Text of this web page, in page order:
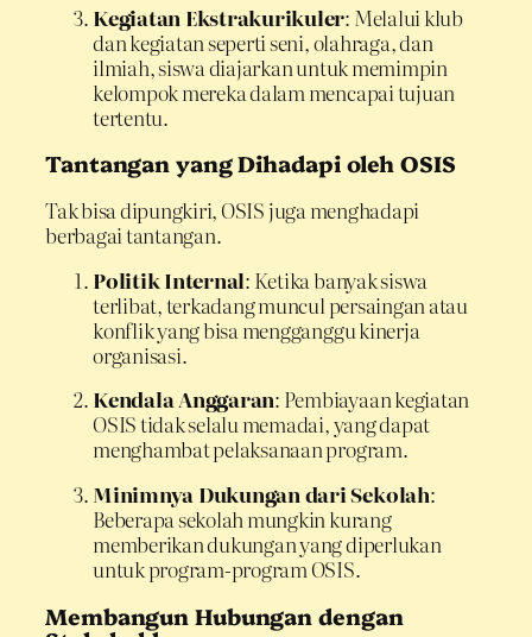
Kegiatan Ekstrakurikuler: Melalui klub
dan kegiatan seperti seni, olahraga, dan
ilmiah, siswa diajarkan untuk memimpin
kelompok mereka dalam mencapai tujuan
tertentu.
Tantangan yang Dihadapi oleh OSIS
Tak bisa dipungkiri, OSIS juga menghadapi
berbagai tantangan.
Politik Internal: Ketika banyak siswa
terlibat, terkadang muncul persaingan atau
konflik yang bisa mengganggu kinerja
organisasi.
Kendala Anggaran: Pembiayaan kegiatan
OSIS tidak selalu memadai, yang dapat
menghambat pelaksanaan program.
Minimnya Dukungan dari Sekolah:
Beberapa sekolah mungkin kurang
memberikan dukungan yang diperlukan
untuk program-program OSIS.
Membangun Hubungan dengan